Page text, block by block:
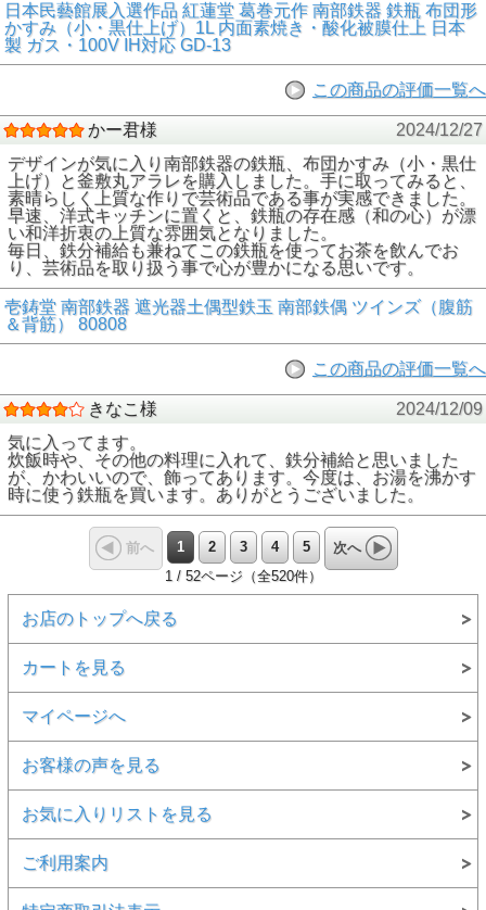
日本民藝館展入選作品 紅蓮堂 葛巻元作 南部鉄器 鉄瓶 布団形
かすみ（小・黒仕上げ）1L 内面素焼き・酸化被膜仕上 日本
製 ガス・100V IH対応 GD-13
この商品の評価一覧へ
かー君様
2024/12/27
デザインが気に入り南部鉄器の鉄瓶、布団かすみ（小・黒仕
上げ）と釜敷丸アラレを購入しました。手に取ってみると、
素晴らしく上質な作りで芸術品である事が実感できました。
早速、洋式キッチンに置くと、鉄瓶の存在感（和の心）が漂
い和洋折衷の上質な雰囲気となりました。
毎日、鉄分補給も兼ねてこの鉄瓶を使ってお茶を飲んでお
り、芸術品を取り扱う事で心が豊かになる思いです。
壱鋳堂 南部鉄器 遮光器土偶型鉄玉 南部鉄偶 ツインズ（腹筋
＆背筋） 80808
この商品の評価一覧へ
きなこ様
2024/12/09
気に入ってます。
炊飯時や、その他の料理に入れて、鉄分補給と思いました
が、かわいいので、飾ってあります。今度は、お湯を沸かす
時に使う鉄瓶を買います。ありがとうございました。
前へ 1 2 3 4 5
次へ
1 / 52ページ（全520件）
お店のトップへ戻る
カートを見る
マイページへ
お客様の声を見る
お気に入りリストを見る
ご利用案内